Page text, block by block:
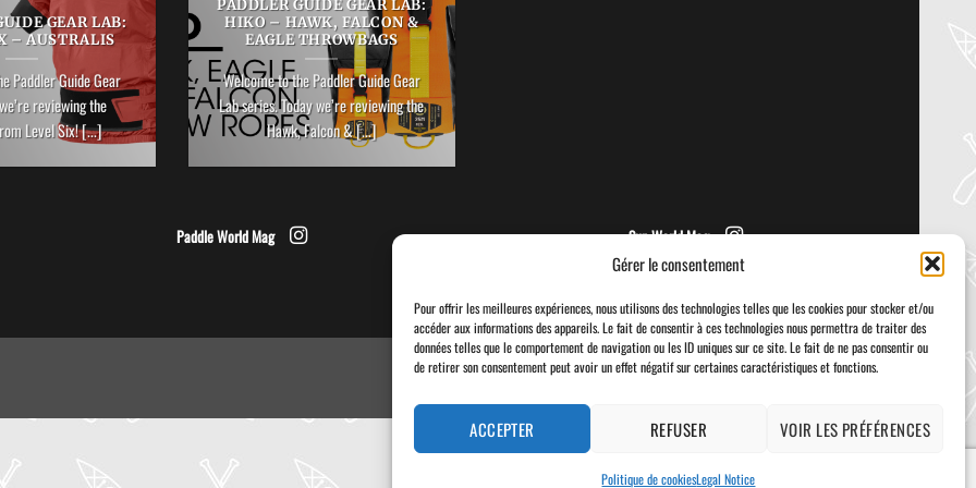
Gérer le consentement
Pour offrir les meilleures expériences, nous utilisons des technologies telles que les cookies pour stocker et/ou
accéder aux informations des appareils. Le fait de consentir à ces technologies nous permettra de traiter des
données telles que le comportement de navigation ou les ID uniques sur ce site. Le fait de ne pas consentir ou
de retirer son consentement peut avoir un effet négatif sur certaines caractéristiques et fonctions.
ACCEPTER REFUSER VOIR LES PRÉFÉRENCES
Politique de cookiesLegal Notice
GEAR LAB:
– AUSTRALIS
Paddler Guide Gear
reviewing the
Level Six! [...]
PADDLER GUIDE GEAR LAB:
HIKO – HAWK, FALCON &
EAGLE THROWBAGS
Welcome to the Paddler Guide Gear
Lab series. Today we’re reviewing the
Hawk, Falcon & [...]
Paddle World Mag Sup World Mag
Visa PayPal Stripe MasterCard
Delivery